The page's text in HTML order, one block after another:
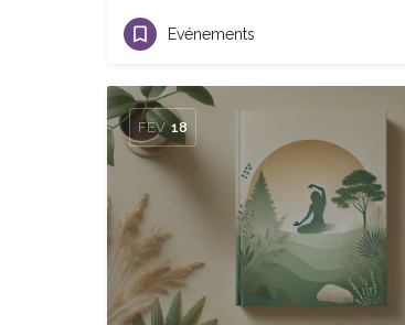
Evénements
FÉV 18